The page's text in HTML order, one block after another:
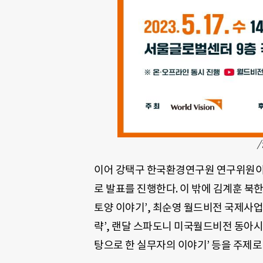
/
이어 강택구 한국환경연구원 연구위원
로 발표를 진행한다. 이 밖에 김계훈 북
토양 이야기’, 최순영 월드비전 국제사
략’, 랜달 스파도니 미국월드비전 동아
탕으로 한 실무자의 이야기’ 등을 주제